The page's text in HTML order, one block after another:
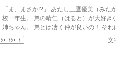
いた。
「ま、まさか!?」 あたし三鷹優美（みたかゆうみ）高
校一年生。 弟の晴仁（はると）が大好き
姉ちゃん。 弟とは凄く仲が良いの！ それ
のすごく‥‥‥ 「あん、晴仁いきなりそんなのお口
に入らないよぉ～♡」 そんな関係のあたしたち。 で
ｼｮｰﾄｼｮｰﾄ 文